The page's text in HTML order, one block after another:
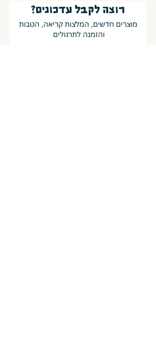
רוצה לקבל עדכונים?
מוצרים חדשים, המלצות קריאה, הטבות
והזמנה לתרגולים